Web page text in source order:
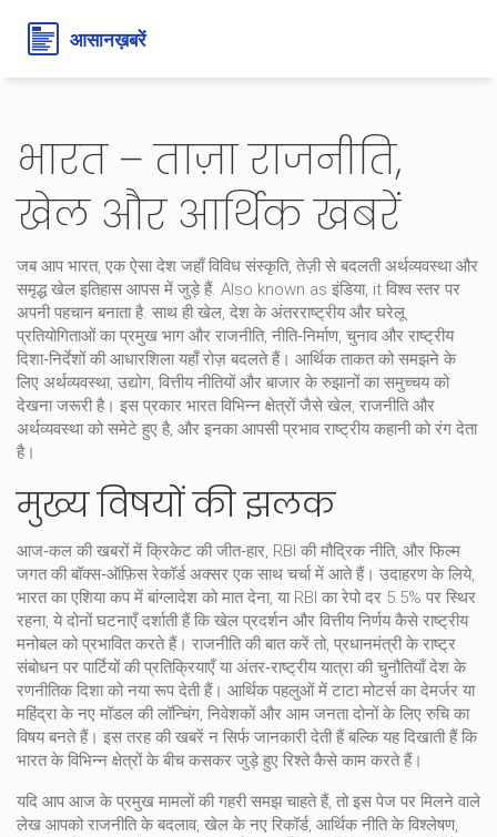
भारत – ताज़ा राजनीति,
खेल और आर्थिक खबरें
जब आपभारत, एक ऐसा देश जहाँ विविध संस्कृति, तेज़ी से बदलती अर्थव्यवस्था और
समृद्ध खेल इतिहास आपस में जुड़े हैं. Also known as इंडिया, it विश्व स्तर पर
अपनी पहचान बनाता है. साथ हीखेल, देश के अंतरराष्ट्रीय और घरेलू
प्रतियोगिताओं का प्रमुख भाग और राजनीति, नीति‑निर्माण, चुनाव और राष्ट्रीय
दिशा‑निर्देशों की आधारशिलायहाँ रोज़ बदलते हैं। आर्थिक ताकत को समझने के
लिए अर्थव्यवस्था, उद्योग, वित्तीय नीतियों और बाजार के रुझानों का समुच्चयको
देखना जरूरी है। इस प्रकार भारतविभिन्न क्षेत्रों जैसे खेल, राजनीति और
अर्थव्यवस्था को समेटे हुए है, और इनका आपसी प्रभाव राष्ट्रीय कहानी को रंग देता
है।
मुख्य विषयों की झलक
आज‑कल की खबरों में क्रिकेट की जीत‑हार, RBI की मौद्रिक नीति, और फिल्म
जगत की बॉक्स‑ऑफ़िस रेकॉर्ड अक्सर एक साथ चर्चा में आते हैं। उदाहरण के लिये,
भारत का एशिया कप में बांग्लादेश को मात देना, या RBI का रेपो दर 5.5% पर स्थिर
रहना, ये दोनों घटनाएँ दर्शाती हैं कि खेल प्रदर्शन और वित्तीय निर्णय कैसे राष्ट्रीय
मनोबल को प्रभावित करते हैं। राजनीति की बात करें तो, प्रधानमंत्री के राष्ट्र
संबोधन पर पार्टियों की प्रतिक्रियाएँ या अंतर‑राष्ट्रीय यात्रा की चुनौतियाँ देश के
रणनीतिक दिशा को नया रूप देती हैं। आर्थिक पहलुओं में टाटा मोटर्स का देमर्जर या
महिंद्रा के नए मॉडल की लॉन्चिंग, निवेशकों और आम जनता दोनों के लिए रुचि का
विषय बनते हैं। इस तरह की खबरें न सिर्फ जानकारी देती हैं बल्कि यह दिखाती हैं कि
भारत के विभिन्न क्षेत्रों के बीच कसकर जुड़े हुए रिश्ते कैसे काम करते हैं।
यदि आप आज के प्रमुख मामलों की गहरी समझ चाहते हैं, तो इस पेज पर मिलने वाले
लेख आपको राजनीति के बदलाव, खेल के नए रिकॉर्ड, आर्थिक नीति के विश्लेषण,